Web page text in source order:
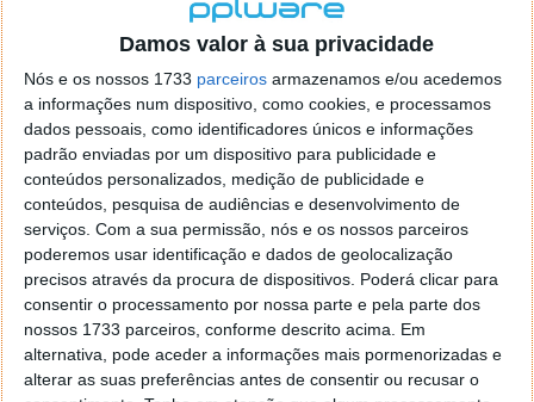
Damos valor à sua privacidade
Nós e os nossos 1733 parceiros armazenamos e/ou acedemos
a informações num dispositivo, como cookies, e processamos
dados pessoais, como identificadores únicos e informações
padrão enviadas por um dispositivo para publicidade e
conteúdos personalizados, medição de publicidade e
conteúdos, pesquisa de audiências e desenvolvimento de
serviços. Com a sua permissão, nós e os nossos parceiros
poderemos usar identificação e dados de geolocalização
precisos através da procura de dispositivos. Poderá clicar para
consentir o processamento por nossa parte e pela parte dos
nossos 1733 parceiros, conforme descrito acima. Em
alternativa, pode aceder a informações mais pormenorizadas e
alterar as suas preferências antes de consentir ou recusar o
Nokia 6, 5 e 3: uma nova família de
smartphones
26 FEV 2017 GADGETS 43 COMENTÁRIOS
Além do lançamento do Nokia 3310, a Nokia recheou
o seu portefólio de produtos com mais 3
smartphones, para atacar diferentes gamas.
Depois da estreia no mercado chinês, a Nokia
apresenta-se ao mercado global através do Mobile
World Congress, com os Nokia 6, Nokia 5 e Nokia 3.
Conheça os preços e as especificações principais.